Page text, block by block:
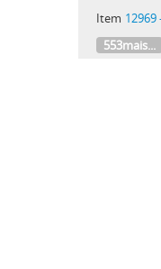
Item 12969 -
553mais...